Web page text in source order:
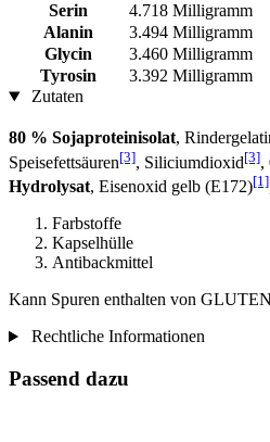
Serin
4.718 Milligramm
Alanin
3.494 Milligramm
Glycin
3.460 Milligramm
Tyrosin
3.392 Milligramm
Zutaten
80 % Sojaproteinisolat,
Speisefettsäuren[3], Siliciumdioxid[3],
Hydrolysat, Eisenoxid gelb (E172)[1]
Farbstoffe
Kapselhülle
Antibackmittel
Kann Spuren enthalten von
Rechtliche Informationen
Passend dazu